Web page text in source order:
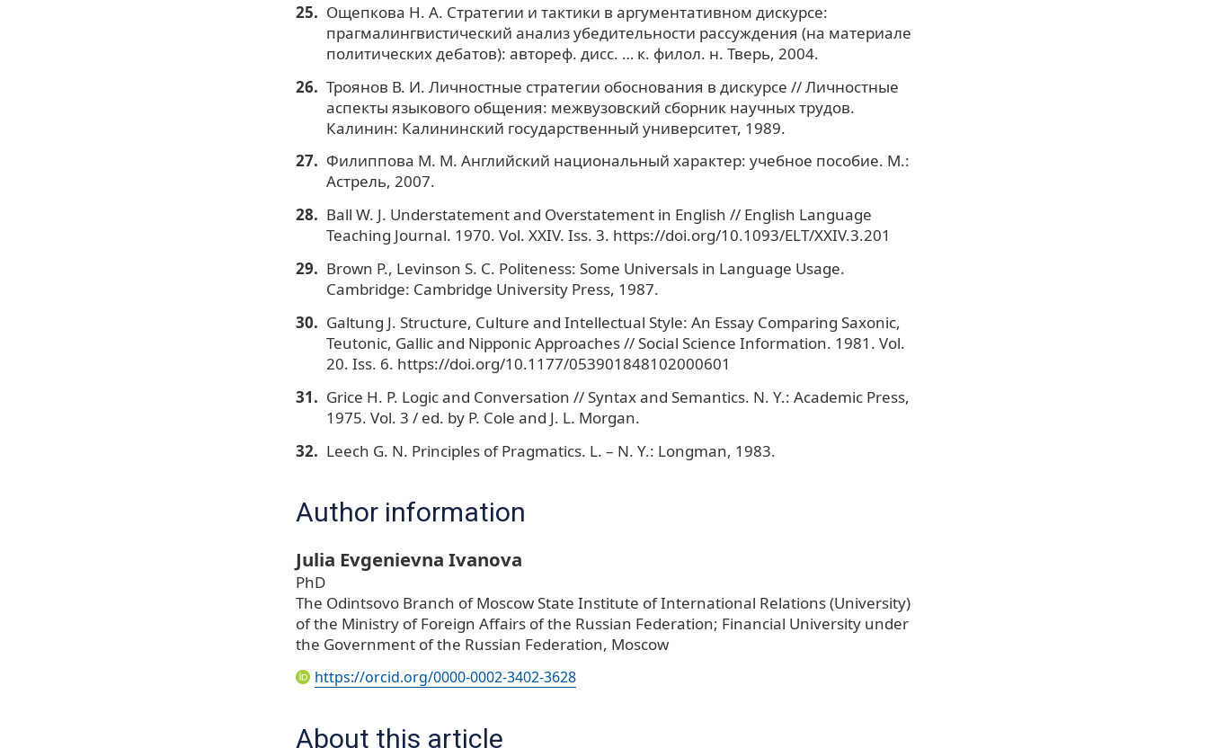
Ощепкова Н. А. Стратегии и тактики в аргументативном дискурсе:
прагмалингвистический анализ убедительности рассуждения (на материале
политических дебатов): автореф. дисс. … к. филол. н. Тверь, 2004.
Троянов В. И. Личностные стратегии обоснования в дискурсе // Личностные
аспекты языкового общения: межвузовский сборник научных трудов.
Калинин: Калининский государственный университет, 1989.
Филиппова М. М. Английский национальный характер: учебное пособие. М.:
Астрель, 2007.
Ball W. J. Understatement and Overstatement in English // English Language
Teaching Journal. 1970. Vol. XXIV. Iss. 3. https://doi.org/10.1093/ELT/XXIV.3.201
Brown P., Levinson S. C. Politeness: Some Universals in Language Usage.
Cambridge: Cambridge University Press, 1987.
Galtung J. Structure, Culture and Intellectual Style: An Essay Comparing Saxonic,
Teutonic, Gallic and Nipponic Approaches // Social Science Information. 1981. Vol.
20. Iss. 6. https://doi.org/10.1177/053901848102000601
Grice H. P. Logic and Conversation // Syntax and Semantics. N. Y.: Academic Press,
1975. Vol. 3 / ed. by P. Cole and J. L. Morgan.
Leech G. N. Principles of Pragmatics. L. – N. Y.: Longman, 1983.
Author information
Julia Evgenievna Ivanova
PhD
The Odintsovo Branch of Moscow State Institute of International Relations (University)
of the Ministry of Foreign Affairs of the Russian Federation; Financial University under
the Government of the Russian Federation, Moscow
https://orcid.org/0000-0002-3402-3628
About this article